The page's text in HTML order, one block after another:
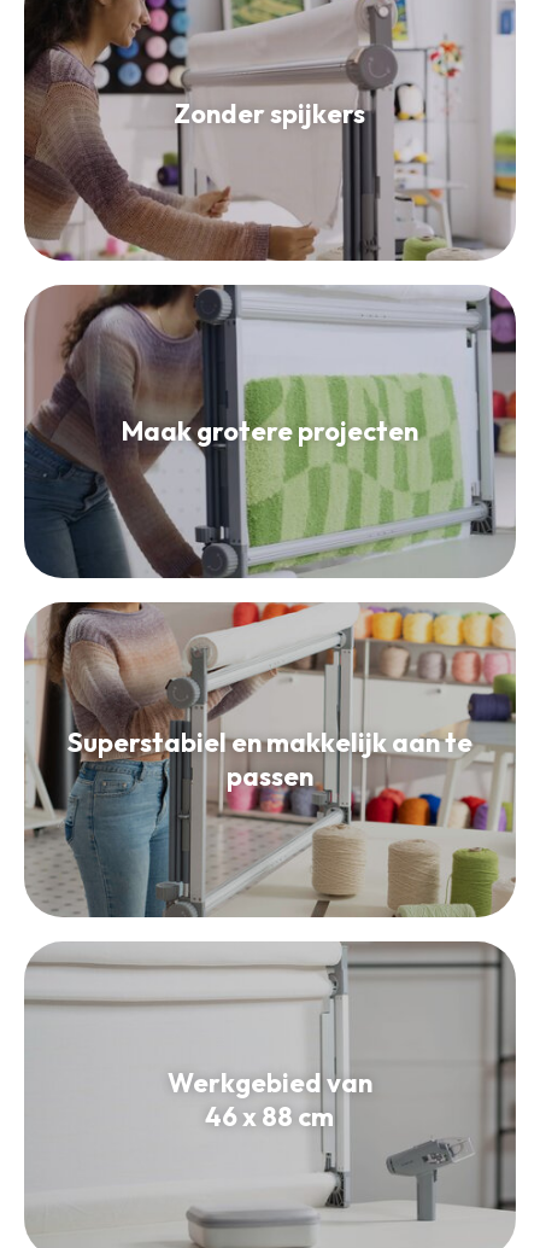
Zonder spijkers
Maak grotere projecten
Superstabiel en makkelijk aan te
passen
Werkgebied van
46 x 88 cm